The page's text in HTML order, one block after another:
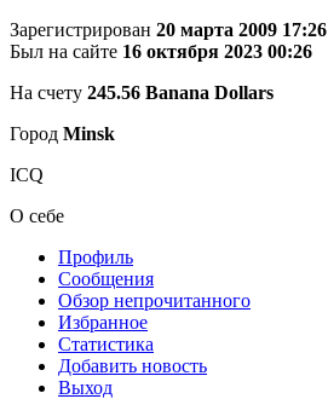
Зарегистрирован 20 марта 2009 17:26
Был на сайте 16 октября 2023 00:26
На счету 245.56 Banana Dollars
Город Minsk
ICQ
О себе
Профиль
Сообщения
Обзор непрочитанного
Избранное
Статистика
Добавить новость
Выход